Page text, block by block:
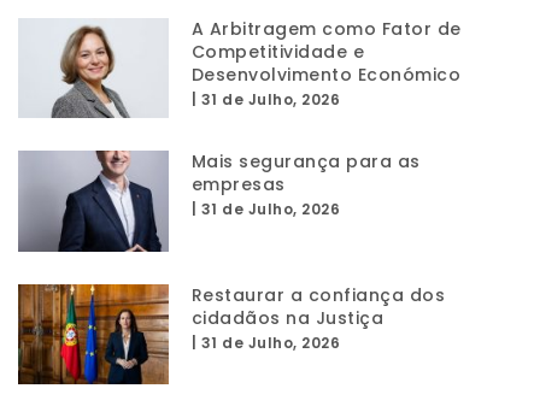
A Arbitragem como Fator de
Competitividade e
Desenvolvimento Económico
31 de Julho, 2026
Mais segurança para as
empresas
31 de Julho, 2026
Restaurar a confiança dos
cidadãos na Justiça
31 de Julho, 2026